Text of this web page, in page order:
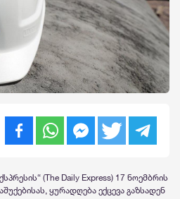
(The Daily Express) 17 ნოემბრის
ყურადღება ექცევა გაზსადენ